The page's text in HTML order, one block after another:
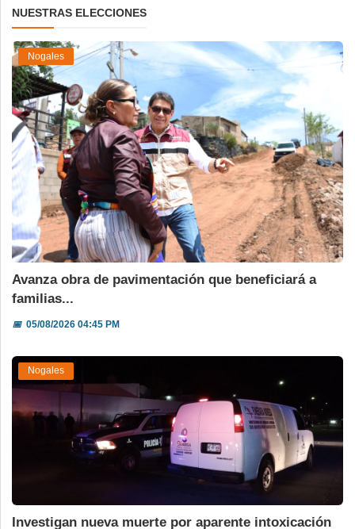
NUESTRAS ELECCIONES
Nogales
Avanza obra de pavimentación que beneficiará a
familias...
📅05/08/2026 04:45 PM
Nogales
Investigan nueva muerte por aparente intoxicación